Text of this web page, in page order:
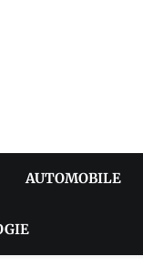
AUTOMOBILE